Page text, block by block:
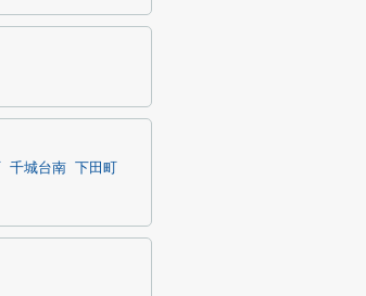
千城台南
下田町